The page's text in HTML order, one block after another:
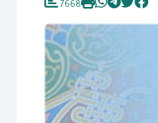
7668